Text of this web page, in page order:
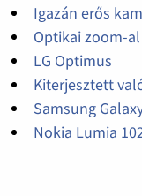
Igazán erős
Optikai zoom-
LG Optimus
Kiterjesztett
Samsung
Nokia Lumia